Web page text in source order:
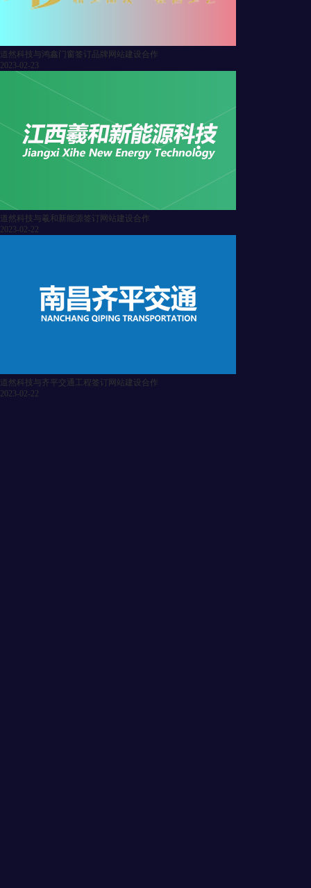
道然科技与鸿鑫门窗签订品牌网站建设合作
2023-02-23
道然科技与羲和新能源签订网站建设合作
2023-02-22
道然科技与齐平交通工程签订网站建设合作
2023-02-22